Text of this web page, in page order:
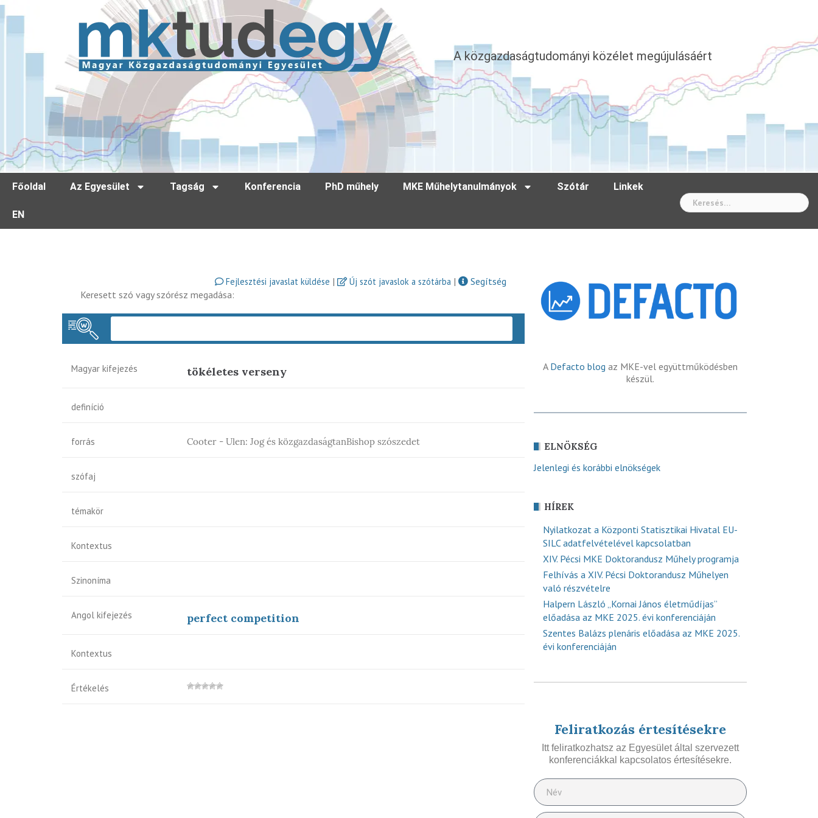
A közgazdaságtudományi közélet megújulásáért
Főoldal Az Egyesület Tagság Konferencia PhD műhely MKE Műhelytanulmányok Szótár Linkek
EN
Fejlesztési javaslat küldése | Új szót javaslok a szótárba |
Segítség
Keresett szó vagy szórész megadása:
Magyar kifejezés tökéletes verseny
definíció
forrás Cooter - Ulen: Jog és közgazdaságtanBishop szószedet
szófaj
témakör
Kontextus
Szinoníma
Angol kifejezés perfect competition
Kontextus
Értékelés
A Defacto blog az MKE-vel együttműködésben
készül.
ELNÖKSÉG
Jelenlegi és korábbi elnökségek
HÍREK
Nyilatkozat a Központi Statisztikai Hivatal EU-
SILC adatfelvételével kapcsolatban
XIV. Pécsi MKE Doktorandusz Műhely programja
Felhívás a XIV. Pécsi Doktorandusz Műhelyen
való részvételre
Halpern László „Kornai János életműdíjas”
előadása az MKE 2025. évi konferenciáján
Szentes Balázs plenáris előadása az MKE 2025.
évi konferenciáján
Feliratkozás értesítésekre
Itt feliratkozhatsz az Egyesület által szervezett
konferenciákkal kapcsolatos értesítésekre.